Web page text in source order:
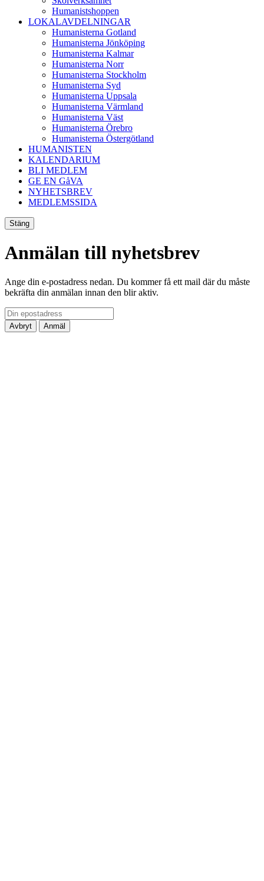
Humanistshoppen
LOKALAVDELNINGAR
Humanisterna Gotland
Humanisterna Jönköping
Humanisterna Kalmar
Humanisterna Norr
Humanisterna Stockholm
Humanisterna Syd
Humanisterna Uppsala
Humanisterna Värmland
Humanisterna Väst
Humanisterna Örebro
Humanisterna Östergötland
HUMANISTEN
KALENDARIUM
BLI MEDLEM
GE EN GåVA
NYHETSBREV
MEDLEMSSIDA
Stäng
Anmälan till nyhetsbrev
Ange din e-postadress nedan. Du kommer få ett mail där du måste
bekräfta din anmälan innan den blir aktiv.
Avbryt Anmäl